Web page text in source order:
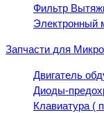
Фильтр
Электронный
Запчасти для
Двигатель
Диоды-
Клавиатура (